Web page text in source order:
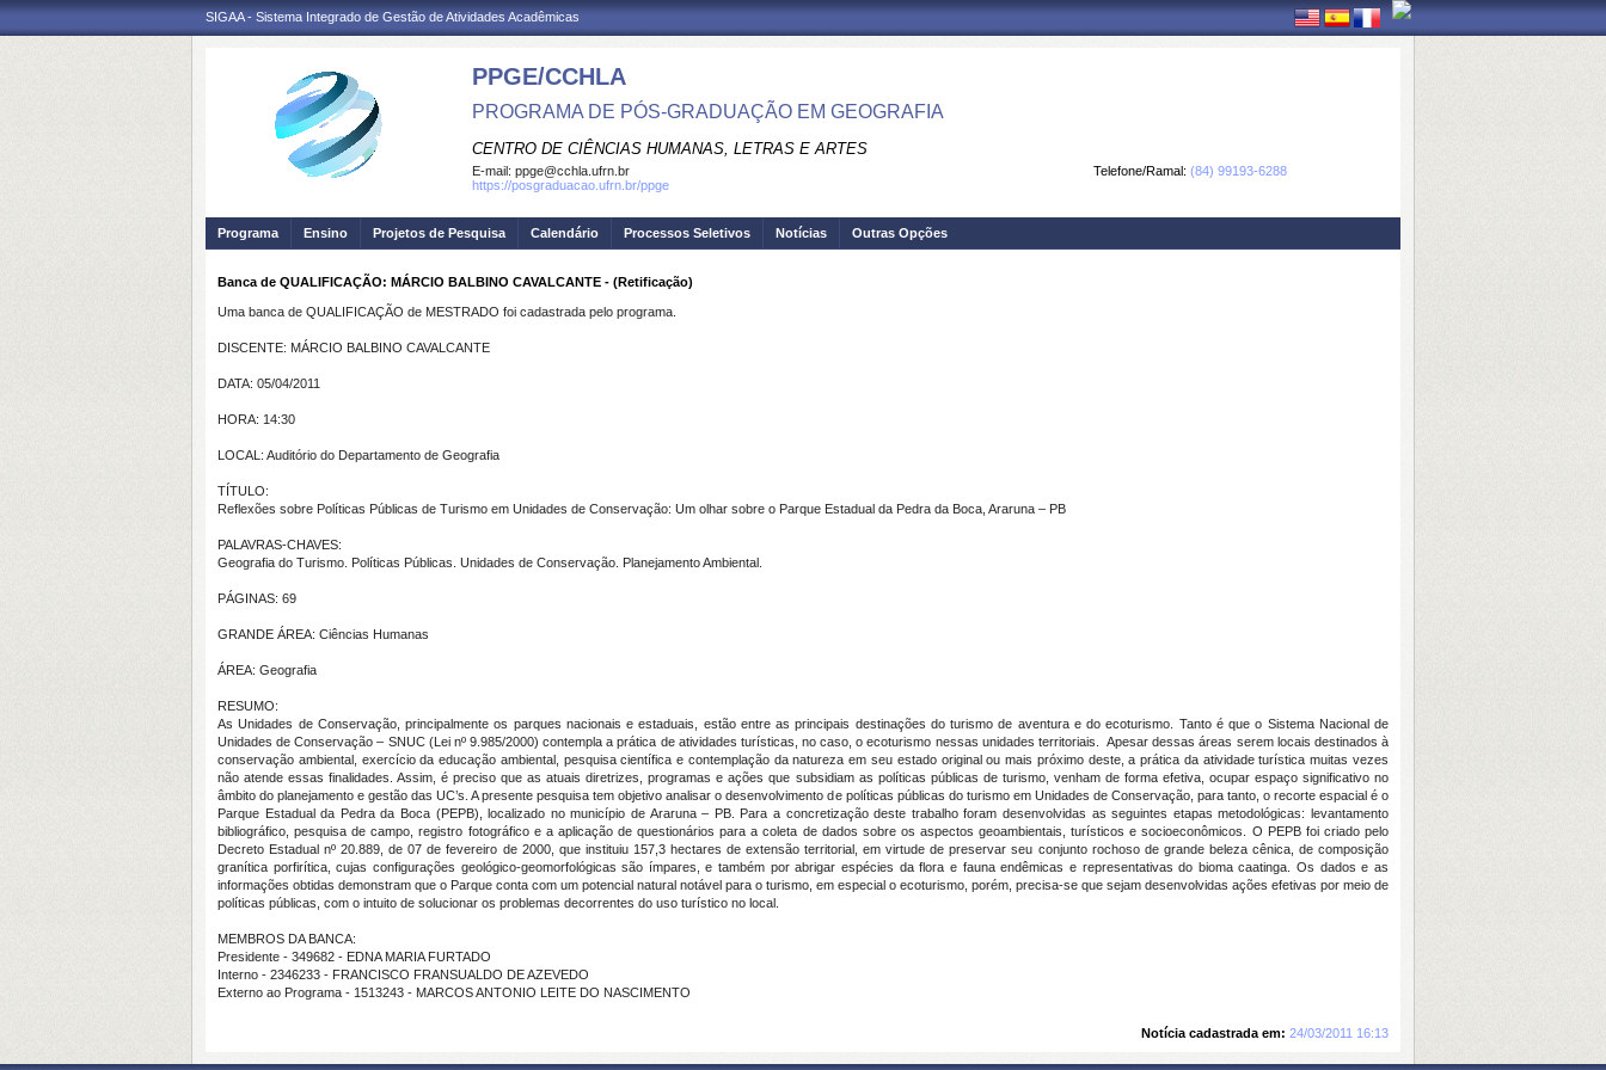
SIGAA - Sistema Integrado de Gestão de Atividades Acadêmicas
PPGE/CCHLA
PROGRAMA DE PÓS-GRADUAÇÃO EM GEOGRAFIA
CENTRO DE CIÊNCIAS HUMANAS, LETRAS E ARTES
Telefone/Ramal: (84) 99193-6288
E-mail: ppge@cchla.ufrn.br
https://posgraduacao.ufrn.br/ppge
Programa Ensino Projetos de Pesquisa Calendário Processos Seletivos Notícias Outras Opções
Banca de QUALIFICAÇÃO: MÁRCIO BALBINO CAVALCANTE - (Retificação)
Uma banca de QUALIFICAÇÃO de MESTRADO foi cadastrada pelo programa.
DISCENTE: MÁRCIO BALBINO CAVALCANTE
DATA: 05/04/2011
HORA: 14:30
LOCAL: Auditório do Departamento de Geografia
TÍTULO:
Reflexões sobre Políticas Públicas de Turismo em Unidades de Conservação: Um olhar sobre o Parque Estadual da Pedra da Boca, Araruna – PB
PALAVRAS-CHAVES:
Geografia do Turismo. Políticas Públicas. Unidades de Conservação. Planejamento Ambiental.
PÁGINAS: 69
GRANDE ÁREA: Ciências Humanas
ÁREA: Geografia
RESUMO:
As Unidades de Conservação, principalmente os parques nacionais e estaduais, estão entre as principais destinações do turismo de aventura e do ecoturismo. Tanto é que o Sistema Nacional de
Unidades de Conservação – SNUC (Lei nº 9.985/2000) contempla a prática de atividades turísticas, no caso, o ecoturismo nessas unidades territoriais. Apesar dessas áreas serem locais destinados à
conservação ambiental, exercício da educação ambiental, pesquisa científica e contemplação da natureza em seu estado original ou mais próximo deste, a prática da atividade turística muitas vezes
não atende essas finalidades. Assim, é preciso que as atuais diretrizes, programas e ações que subsidiam as políticas públicas de turismo, venham de forma efetiva, ocupar espaço significativo no
âmbito do planejamento e gestão das UC’s. A presente pesquisa tem objetivo analisar o desenvolvimento de políticas públicas do turismo em Unidades de Conservação, para tanto, o recorte espacial é o
Parque Estadual da Pedra da Boca (PEPB), localizado no município de Araruna – PB. Para a concretização deste trabalho foram desenvolvidas as seguintes etapas metodológicas: levantamento
bibliográfico, pesquisa de campo, registro fotográfico e a aplicação de questionários para a coleta de dados sobre os aspectos geoambientais, turísticos e socioeconômicos. O PEPB foi criado pelo
Decreto Estadual nº 20.889, de 07 de fevereiro de 2000, que instituiu 157,3 hectares de extensão territorial, em virtude de preservar seu conjunto rochoso de grande beleza cênica, de composição
granítica porfirítica, cujas configurações geológico-geomorfológicas são ímpares, e também por abrigar espécies da flora e fauna endêmicas e representativas do bioma caatinga. Os dados e as
informações obtidas demonstram que o Parque conta com um potencial natural notável para o turismo, em especial o ecoturismo, porém, precisa-se que sejam desenvolvidas ações efetivas por meio de
políticas públicas, com o intuito de solucionar os problemas decorrentes do uso turístico no local.
MEMBROS DA BANCA:
Presidente - 349682 - EDNA MARIA FURTADO
Interno - 2346233 - FRANCISCO FRANSUALDO DE AZEVEDO
Externo ao Programa - 1513243 - MARCOS ANTONIO LEITE DO NASCIMENTO
Notícia cadastrada em: 24/03/2011 16:13